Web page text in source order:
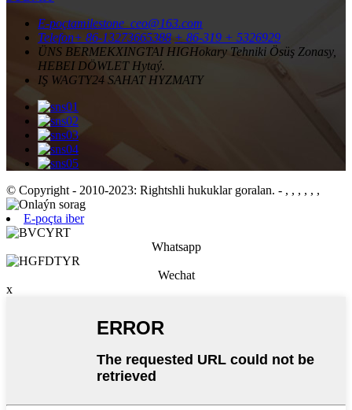
E-poçtamilestone_ceo@163.com
Telefon+ 86-13273665388 + 86-319 + 5326929
ÜNS BERMEKXINGTAI HIGHokary Tehniki Ösüş Zonasy,
HEBEI DÖWLET Hytaý.
IŞ WAGTY24 SAHAT HYZMATY
© Copyright - 2010-2023: Rightshli hukuklar goralan. - , , , , , ,
E-poçta iber
Whatsapp
Wechat
x